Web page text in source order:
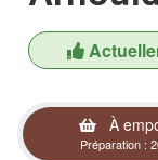
À
Préparation :